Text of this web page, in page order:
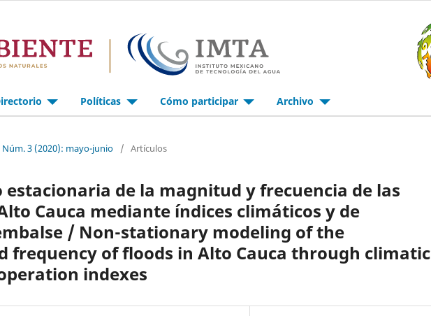
Políticas Cómo participar Archivo
Núm. 3 (2020): mayo-junio / Artículos
estacionaria de la magnitud y frecuencia de las
Cauca mediante índices climáticos y de
/ Non-stationary modeling of the
frequency of floods in Alto Cauca through climatic
indexes